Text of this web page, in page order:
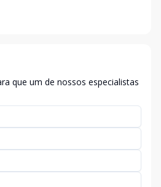
que um de nossos especialistas